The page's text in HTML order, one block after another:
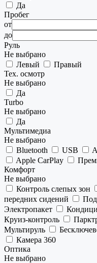
Да
Пробег
от
до
Руль
Не выбрано
Левый
Правый
Тех. осмотр
Не выбрано
Да
Turbo
Не выбрано
Да
Мультимедиа
Не выбрано
Bluetooth
USB
Apple CarPlay
Комфорт
Не выбрано
Контроль слепых зон
передних сидений
Электропакет
Круиз-контроль
Мультируль
Камера 360
Оптика
Не выбрано